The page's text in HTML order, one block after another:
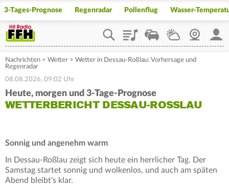
3-Tages-Prognose Regenradar Pollenflug Wasser-
PlaylistStaupilotWetterWebcam
Nachrichten > Wetter > Wetter in Dessau-Roßlau: Vorhersage und
Regenradar
08.08.2026, 09:02 Uhr
Heute, morgen und 3-Tage-Prognose
WETTERBERICHT DESSAU-ROSSLAU
Sonnig und angenehm warm
In Dessau-Roßlau zeigt sich heute ein herrlicher Tag. Der
Samstag startet sonnig und wolkenlos, und auch am späten
Abend bleibt's klar.